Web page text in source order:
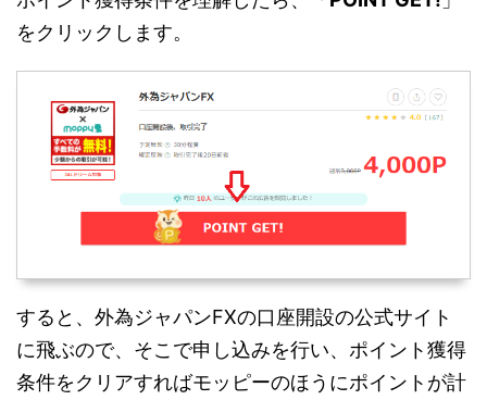
をクリックします。
すると、外為ジャパンFXの口座開設の公式サイト
に飛ぶので、そこで申し込みを行い、ポイント獲得
条件をクリアすればモッピーのほうにポイントが計